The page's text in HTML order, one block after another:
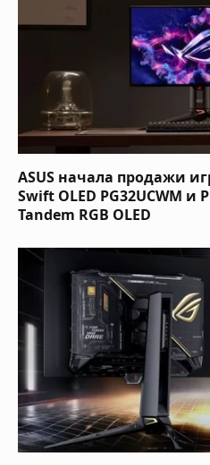
ASUS начала продажи
Swift OLED PG32UCWM и
Tandem RGB OLED